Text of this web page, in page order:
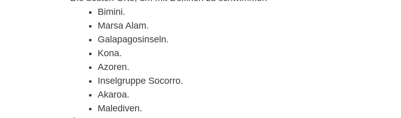
Bimini.
Marsa Alam.
Galapagosinseln.
Kona.
Azoren.
Inselgruppe Socorro.
Akaroa.
Malediven.